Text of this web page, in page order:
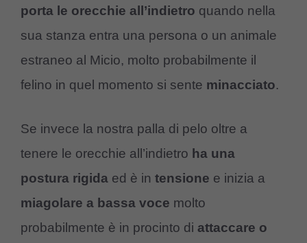
porta le orecchie all’indietro quando nella
sua stanza entra una persona o un animale
estraneo al Micio, molto probabilmente il
felino in quel momento si sente minacciato.
Se invece la nostra palla di pelo oltre a
tenere le orecchie all’indietro ha una
postura rigida ed è in tensione e inizia a
miagolare a bassa voce molto
probabilmente è in procinto di attaccare o